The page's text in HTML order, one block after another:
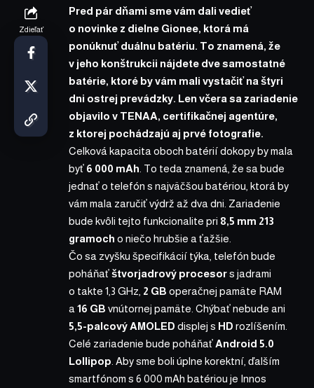
Zdieľať
Pred pár dňami sme vám dali vedieť
o novinke z dielne Gionee, ktorá má
ponúknuť duálnu batériu. To znamená, že
v jeho konštrukcii nájdete dve samostatné
batérie, ktoré by vám mali vystačiť na štyri
dni ostrej prevádzky. Len včera sa zariadenie
objavilo v TENAA, certifikačnej agentúre,
z ktorej pochádzajú aj prvé fotografie.
Celková kapacita oboch batérií dokopy by mala
byť 6 000 mAh . To teda znamená, že sa bude
jednať o telefón s najväčšou batériou, ktorá by
vám mala zaručiť výdrž až dva dni. Zariadenie
bude kvôli tejto funkcionalite pri 8,5 mm 213
gramoch o niečo hrubšie a ťažšie.
Čo sa zvyšku špecifikácií týka, telefón bude
poháňaťštvorjadrový procesors jadrami
o takte 1,3 GHz, 2 GB operačnej pamäte RAM
a 16 GB vnútornej pamäte. Chýbať nebude ani
5,5-palcový AMOLED displej s HD rozlíšením.
Celé zariadenie bude poháňať Android 5.0
Lollipop . Aby sme boli úplne korektní, ďalším
smartfónom s 6 000 mAh batériou je Innos